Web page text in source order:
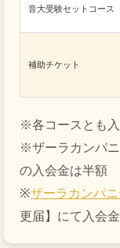
音大受験セットコース
補助チケット
※各コースとも
※ザーラカンパ
の入会金は半額
※ザーラカンパ
更届】にて入会